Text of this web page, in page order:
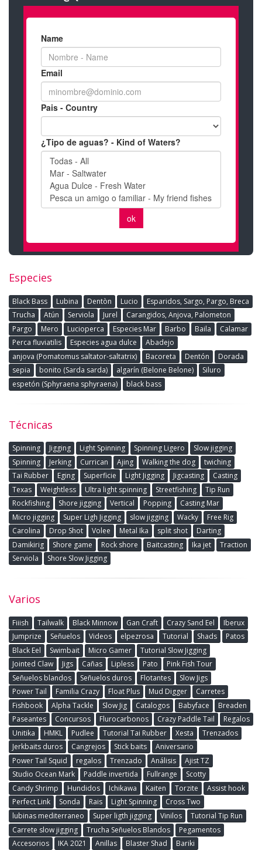
Especies
Black Bass Lubina Dentòn Lucio
Esparidos, Sargo, Pargo, Breca
Trucha
Atún Serviola Jurel
Carangidos, Anjova, Palometon
Pargo
Mero Lucioperca Especies Mar Barbo Baila
Calamar
Perca fluviatilis
Especies agua dulce
Abadejo
anjova (Pomatomus saltator-saltatrix)
Bacoreta Dentón
Dorada
sepia
bonito (Sarda sarda) algarín (Belone Belone)
Siluro
espetón (Sphyraena sphyraena)
black bass
Técnicas
Spinning Jigging Light Spinning Spinning Ligero
Slow jigging
Spinning
Jerking Currican Ajing Walking the dog
twiching
Tai Rubber
Eging Superficie Light Jigging Jigcasting
Casting
Texas
Weightless Ultra light spinning Streetfishing
Tip Run
Rockfishing
Shore jigging Vertical Popping
Casting Mar
Micro jigging
Super Ligh Jigging slow jigging Wacky
Free Rig
Carolina
Drop Shot Volee Metal Ika split shot
Darting
Damikirig
Shore game Rock shore Baitcasting Ika jet
Traction
Serviola
Shore Slow Jigging
Varios
Fiiish Tailwalk Black Minnow Gan Craft Crazy Sand Eel
Iberux
Jumprize
Señuelos Videos elpezrosa Tutorial Shads
Patos
Black Eel
Swimbait Micro Gamer
Tutorial Slow Jigging
Jointed Claw
Jigs Cañas Lipless Pato
Pink Fish Tour
Señuelos blandos
Señuelos duros Flotantes
Slow Jigs
Power Tail
Familia Crazy Float Plus Mud Digger
Carretes
Fishbook
Alpha Tackle Slow Jig Catalogos Babyface
Breaden
Paseantes
Concursos Flurocarbonos Crazy Paddle Tail
Regalos
Unitika
HMKL Pudlee Tutorial Tai Rubber Xesta
Trenzados
Jerkbaits duros
Cangrejos Stick baits
Aniversario
Power Tail Squid
regalos Trenzado Análisis
Ajist TZ
Studio Ocean Mark
Paddle invertida Fullrange
Scotty
Candy Shrimp
Hundidos Ichikawa Kaiten Torzite
Assist hook
Perfect Link
Sonda Rais Light Spinning
Cross Two
lubinas mediterraneo
Super ligth jigging Vinilos
Tutorial Tip Run
Carrete slow jigging
Trucha Señuelos Blandos
Pegamentos
Accesorios
IKA 2021 Anillas Blaster Shad
Bariki